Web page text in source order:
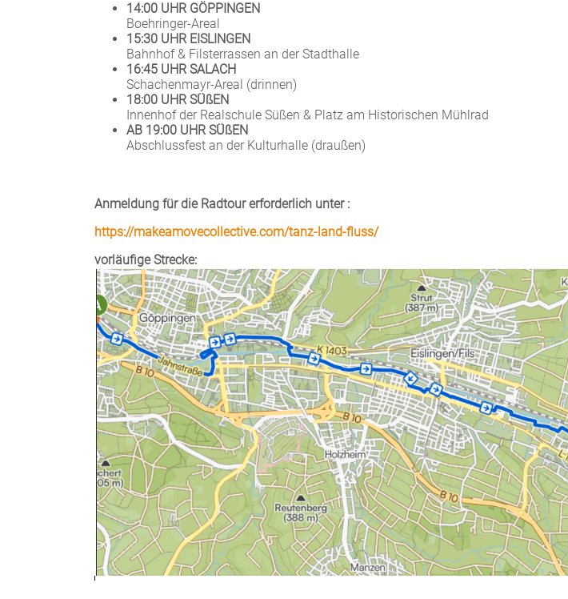
14:00 UHR GÖPPINGEN
Boehringer-Areal
15:30 UHR EISLINGEN
Bahnhof & Filsterrassen an der Stadthalle
16:45 UHR SALACH
Schachenmayr-Areal (drinnen)
18:00 UHR SÜßEN
Innenhof der Realschule Süßen & Platz am Historischen Mühlrad
AB 19:00 UHR SÜßEN
Abschlussfest an der Kulturhalle (draußen)
Anmeldung für die Radtour erforderlich unter :
https://makeamovecollective.com/tanz-land-fluss/
vorläufige Strecke: